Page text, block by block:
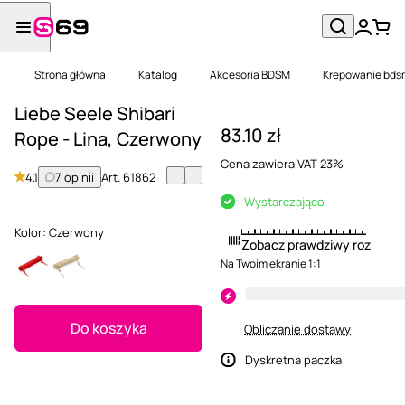
Strona główna Katalog Akcesoria BDSM Krepowanie
Liebe Seele Shibari
Rope - Lina, Czerwony
4.1 7 opinii Art.61862
Kolor: Czerwony
Do koszyka
83.10 zł
Cena zawiera VAT 23%
Wystarczająco
Zobacz prawdziwy rozmiar
Na Twoim ekranie 1:1
Obliczanie dostawy
Dyskretna paczka